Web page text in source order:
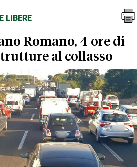
Rubriche
Ruote Libere
LIBERE
Romano, 4 ore di
al collasso